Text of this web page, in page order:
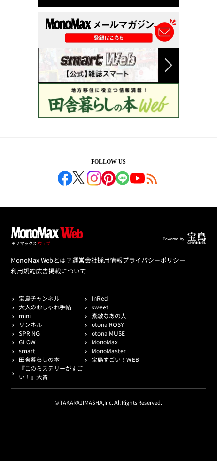
FOLLOW US
MonoMax Webとは？運営会社採用情報プライバシーポリシー
利用規約広告掲載について
宝島チャンネル
InRed
大人のおしゃれ手帖
sweet
mini
素敵なあの人
リンネル
otona ROSY
SPRiNG
otona MUSE
GLOW
MonoMax
smart
MonoMaster
田舎暮らしの本
宝島すごい！WEB
『このミステリーがすご
い！』大賞
© TAKARAJIMASHA,Inc. All Rights Reserved.